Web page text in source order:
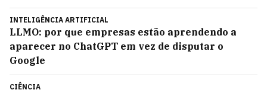
INTELIGÊNCIA ARTIFICIAL
LLMO: por que empresas estão aprendendo a
aparecer no ChatGPT em vez de disputar o
Google
CIÊNCIA